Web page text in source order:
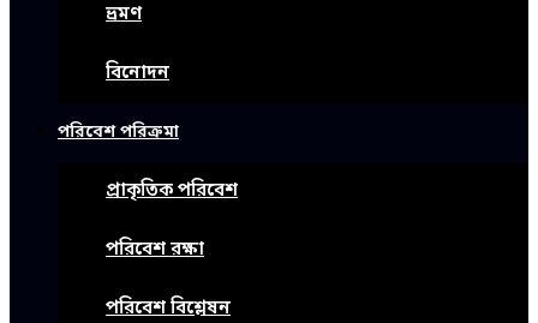
ভ্রমণ
বিনোদন
পরিবেশ পরিক্রমা
প্রাকৃতিক পরিবেশ
পরিবেশ রক্ষা
পরিবেশ বিশ্লেষন